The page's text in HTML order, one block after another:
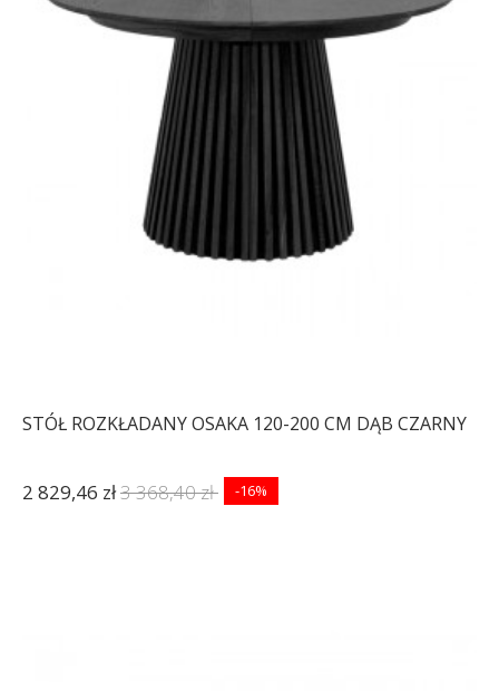
STÓŁ ROZKŁADANY OSAKA 120-200 CM DĄB CZARNY
2 829,46 zł3 368,40 zł -16%